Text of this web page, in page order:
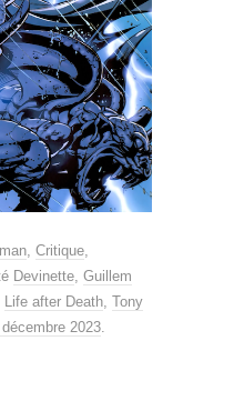
Critique
Devinette Guillem
Life after Death Tony
décembre 2023